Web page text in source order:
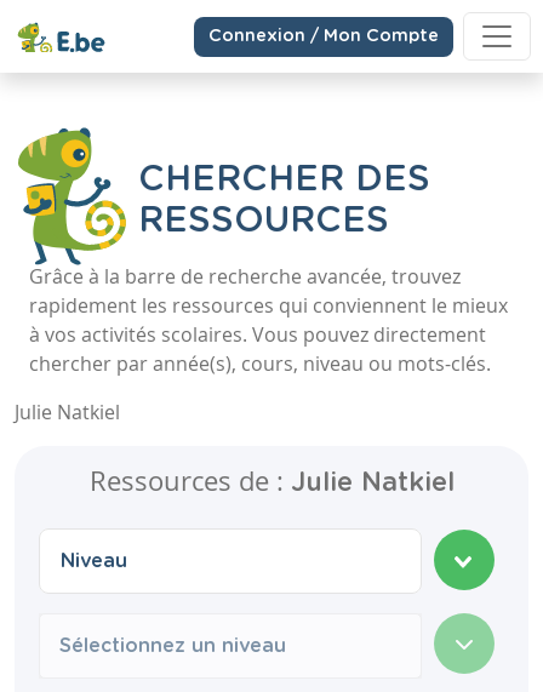
Connexion / Mon Compte
CHERCHER DES
RESSOURCES
Grâce à la barre de recherche avancée, trouvez
rapidement les ressources qui conviennent le mieux
à vos activités scolaires. Vous pouvez directement
chercher par année(s), cours, niveau ou mots-clés.
Julie Natkiel
Ressources de : Julie Natkiel
Sélectionnez un niveau